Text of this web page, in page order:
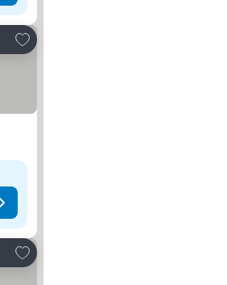
Adicionar aos favoritos
Adicionar aos favoritos